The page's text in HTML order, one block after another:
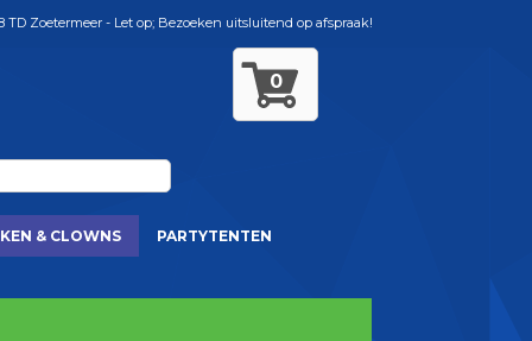
0
TD Zoetermeer - Let op; Bezoeken uitsluitend op afspraak!
& CLOWNS PARTYTENTEN